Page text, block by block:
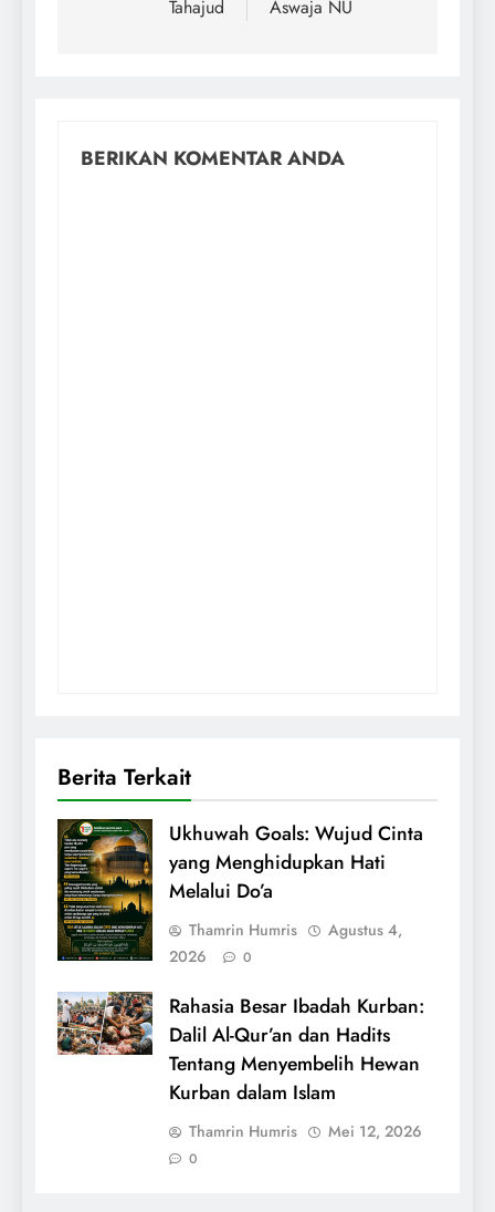
Tahajud Aswaja NU
BERIKAN KOMENTAR ANDA
Berita Terkait
Ukhuwah Goals: Wujud Cinta
yang Menghidupkan Hati
Melalui Do’a
Thamrin Humris
Agustus 4,
2026
0
Rahasia Besar Ibadah Kurban:
Dalil Al-Qur’an dan Hadits
Tentang Menyembelih Hewan
Kurban dalam Islam
Thamrin Humris Mei 12, 2026
0